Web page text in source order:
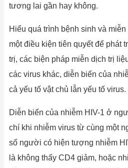
tương lai gần hay không.
Hiểu quá trình bệnh sinh và
một điều kiện tiên quyết để phát
trị, các biện pháp miễn dịch trị
các virus khác, diễn biến của
cả yếu tố vật chủ lẫn yếu tố virus.
Diễn biến của nhiễm HIV-1 ở
chí khi nhiễm virus từ cùng một
số người có hiện tượng nhiễm
là không thấy CD4 giảm, hoặc